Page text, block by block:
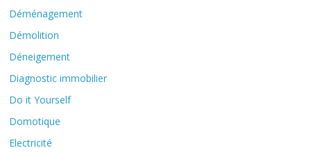
Déménagement
Démolition
Déneigement
Diagnostic immobilier
Do it Yourself
Domotique
Electricité